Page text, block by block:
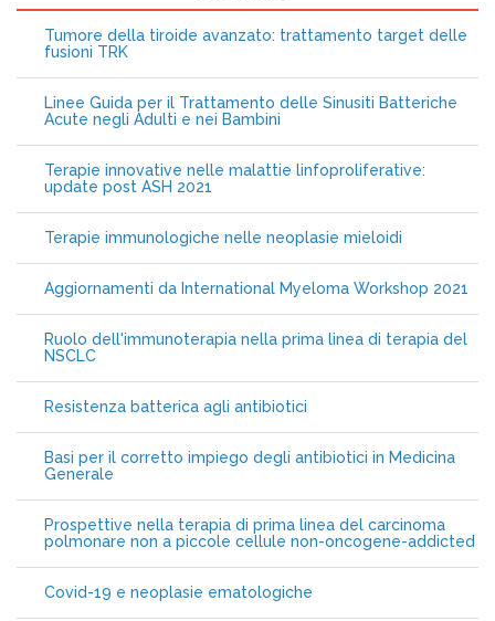
Tumore della tiroide avanzato: trattamento target delle
fusioni TRK
Linee Guida per il Trattamento delle Sinusiti Batteriche
Acute negli Adulti e nei Bambini
Terapie innovative nelle malattie linfoproliferative:
update post ASH 2021
Terapie immunologiche nelle neoplasie mieloidi
Aggiornamenti da International Myeloma Workshop 2021
Ruolo dell'immunoterapia nella prima linea di terapia del
NSCLC
Resistenza batterica agli antibiotici
Basi per il corretto impiego degli antibiotici in Medicina
Generale
Prospettive nella terapia di prima linea del carcinoma
polmonare non a piccole cellule non-oncogene-addicted
Covid-19 e neoplasie ematologiche